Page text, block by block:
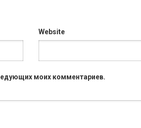
Website
моих комментариев.